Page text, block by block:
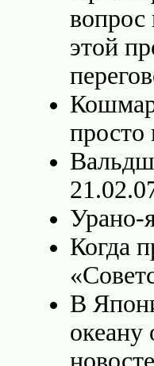
вопрос
этой
просто
Урано-
Когда
В
океану